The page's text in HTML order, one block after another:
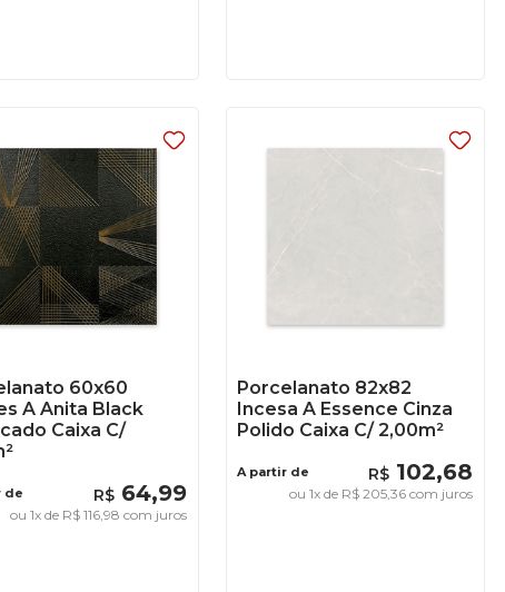
60x60
A Anita Black
Caixa C/
de R$ 64,99
ou 1x de R$ 116, 98 com juros
Porcelanato 82x82
Incesa A Essence Cinza
Polido Caixa C/ 2,00m²
A partir de R$ 102,68
ou1x de R$ 205 ,36 com juros